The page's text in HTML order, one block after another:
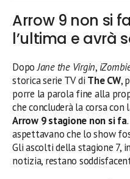
Arrow 9 non si
l’ultima e avrà
DopoJane the Virgin,
storica serie TV di The CW,
porre la parola fine alla
che concluderà la corsa con
Arrow 9 stagione non si fa
aspettavano che lo show
Gli ascolti della stagione 7,
notizia, restano